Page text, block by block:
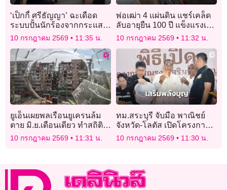
‘เป็กกี้ ศรีธัญญา’ ฉะเดือด
ระบบปั้นนักร้องจากกระแส
ลบ ฟาดแรงสังคมอัปรีย์นิยม
10 กรกฎาคม 2569 11:35 น.
พ่อเฒ่า 4 แผ่นดิน แชร์เคล็ด
ลับอายุยืน 100 ปี แข็งแรงเดิน
เหินช่วยเหลือตัวเองได้
10 กรกฎาคม 2569 11:32 น.
ยูเอ็นเผยพลเรือนยูเครนล้ม
ตาย มิ.ย.เดือนเดียว ทำสถิติ
สูงสุดในรอบกว่า 3 ปี
10 กรกฎาคม 2569 11:31 น.
ทม.สระบุรี จับมือ พาณิชย์
จังหวัด-โลตัส เปิดโครงการ
“เสริมพลังบุญด้วยชุด
สังฆทานคุณภาพ”
10 กรกฎาคม 2569 11:30 น.